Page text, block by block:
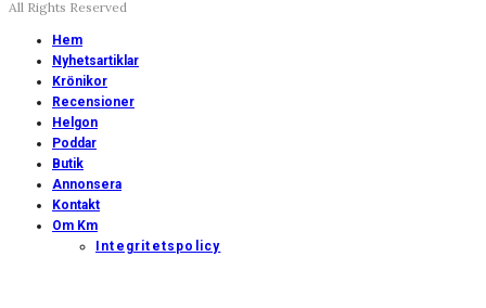
All Rights Reserved
Hem
Nyhetsartiklar
Krönikor
Recensioner
Helgon
Poddar
Butik
Annonsera
Kontakt
Om Km
Integritetspolicy